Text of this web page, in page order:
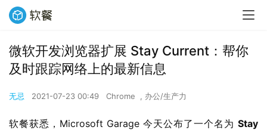
微软开发浏览器扩展 Stay Current：帮你
及时跟踪网络上的最新信息
无忌 2021-07-23 00:49 Chrome , 办公/生产力
软餐获悉，Microsoft Garage 今天公布了一个名为 Stay